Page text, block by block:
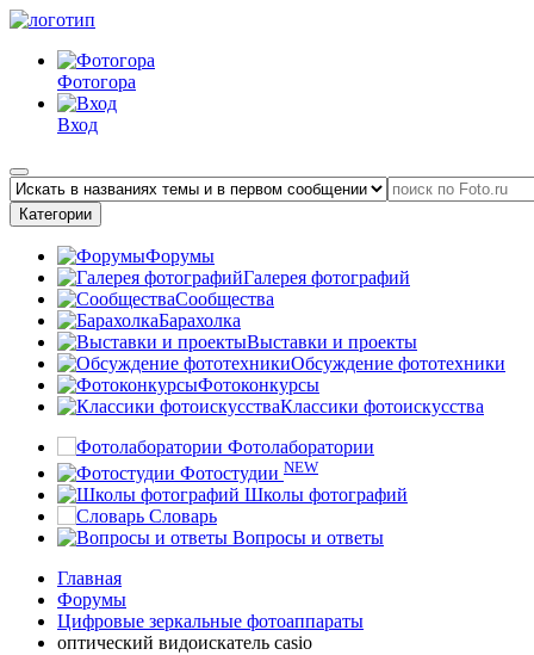
Фотогора
Вход
Категории
Форумы
Галерея фотографий
Сообщества
Барахолка
Выставки и проекты
Обсуждение фототехники
Фотоконкурсы
Классики фотоискусства
Фотолаборатории
Фотостудии NEW
Школы фотографий
Словарь
Вопросы и ответы
Главная
Форумы
Цифровые зеркальные фотоаппараты
оптический видоискатель casio